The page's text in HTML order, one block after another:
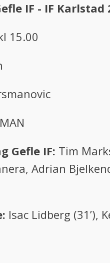
IF - IF Karlstad
15.00
Gefle IF: Tim
Adrian
Isac Lidberg (31’),